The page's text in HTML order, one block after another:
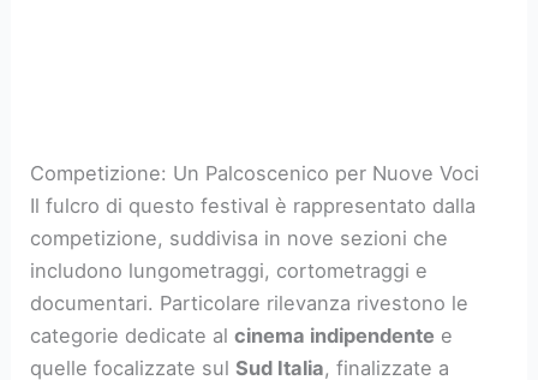
Competizione: Un Palcoscenico per Nuove Voci
Il fulcro di questo festival è rappresentato dalla
competizione, suddivisa in nove sezioni che
includono lungometraggi, cortometraggi e
documentari. Particolare rilevanza rivestono le
categorie dedicate alcinema indipendente e
quelle focalizzate sulSud Italia, finalizzate a